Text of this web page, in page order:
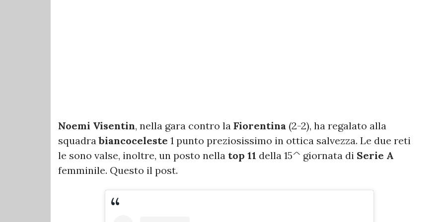
Noemi Visentin, nella gara contro la Fiorentina (2-2), ha regalato alla
squadrabiancoceleste 1 punto preziosissimo in ottica salvezza. Le due reti
le sono valse, inoltre, un posto nella top 11 della 15^ giornata di Serie A
femminile. Questo il post.